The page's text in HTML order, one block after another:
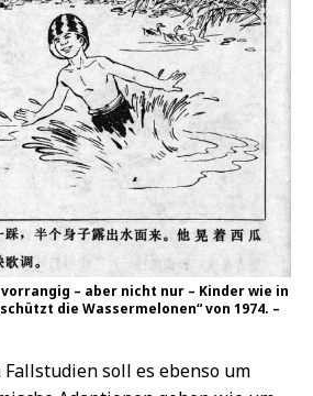
– aber nicht nur – Kinder wie in
die Wassermelonen“ von 1974. –
soll es ebenso um